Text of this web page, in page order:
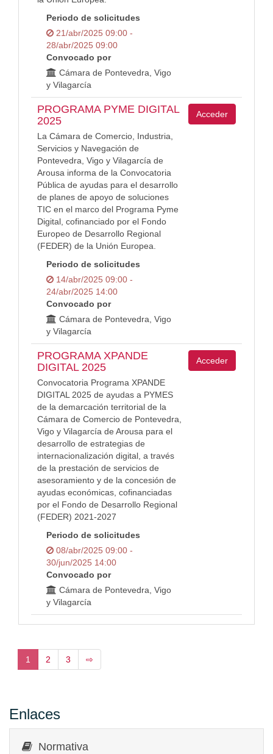
Periodo de solicitudes
21/abr/2025 09:00 -
28/abr/2025 09:00
Convocado por
Cámara de Pontevedra, Vigo
y Vilagarcía
PROGRAMA PYME DIGITAL
2025
La Cámara de Comercio, Industria,
Servicios y Navegación de
Pontevedra, Vigo y Vilagarcía de
Arousa informa de la Convocatoria
Pública de ayudas para el desarrollo
de planes de apoyo de soluciones
TIC en el marco del Programa Pyme
Digital, cofinanciado por el Fondo
Europeo de Desarrollo Regional
(FEDER) de la Unión Europea.
Periodo de solicitudes
14/abr/2025 09:00 -
24/abr/2025 14:00
Convocado por
Cámara de Pontevedra, Vigo
y Vilagarcía
Acceder
PROGRAMA XPANDE
DIGITAL 2025
Convocatoria Programa XPANDE
DIGITAL 2025 de ayudas a PYMES
de la demarcación territorial de la
Cámara de Comercio de Pontevedra,
Vigo y Vilagarcía de Arousa para el
desarrollo de estrategias de
internacionalización digital, a través
de la prestación de servicios de
asesoramiento y de la concesión de
ayudas económicas, cofinanciadas
por el Fondo de Desarrollo Regional
(FEDER) 2021-2027
Periodo de solicitudes
08/abr/2025 09:00 -
30/jun/2025 14:00
Convocado por
Cámara de Pontevedra, Vigo
y Vilagarcía
Acceder
1 2 3 ⇨
Enlaces
Normativa